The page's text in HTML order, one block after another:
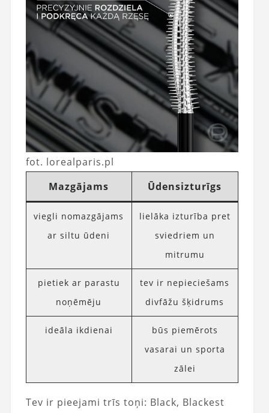
fot. lorealparis.pl
Mazgājams
Ūdensizturīgs
viegli nomazgājams
ar siltu ūdeni
lielāka izturība pret
sviedriem un
mitrumu
pietiek ar parastu
noņēmēju
tev ir nepieciešams
divfāžu šķidrums
ideāla ikdienai
būs piemērots
vasarai un sporta
zālei
Tev ir pieejami trīs toņi: Black, Blackest